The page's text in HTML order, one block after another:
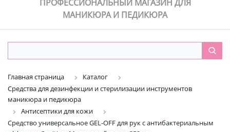
ПРОФЕССИОНАЛЬНЫЙ МАГАЗИН ДЛЯ
МАНИКЮРА И ПЕДИКЮРА
Главная страница
Каталог
Средства для дезинфекции и стерилизации инструментов
маникюра и педикюра
Антисептики для кожи
Средство универсальное GEL-OFF для рук с антибактериальным